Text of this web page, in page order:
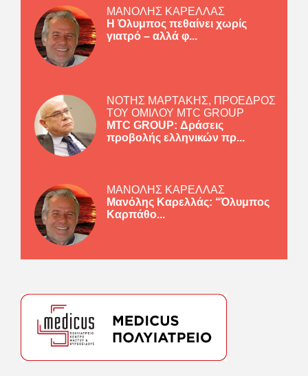
ΜΑΝΟΛΗΣ ΚΑΡΕΛΛΑΣ
Η Όλυμπος πεθαίνει χωρίς
γιατρό – αλλά φ...
ΝΟΤΗΣ ΜΑΡΤΑΚΗΣ, ΠΡΟΕΔΡΟΣ
ΤΟΥ ΟΜΙΛΟΥ MTC GROUP
MTC GROUP: Δράσεις
προβολής ελληνικών πρ...
ΜΑΝΟΛΗΣ ΚΑΡΕΛΛΑΣ
Μανόλης Καρελλάς: “Όλυμπος
Καρπάθο...